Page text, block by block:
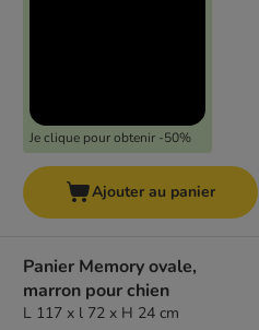
Je clique pour obtenir -50%
Ajouter au panier
Panier Memory ovale,
marron pour chien
L 117 x l 72 x H 24 cm